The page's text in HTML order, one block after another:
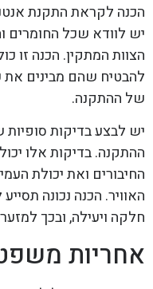
הכנה לקראת התקנת
יש לוודא שכל החומרים
הצוות המתקין. הכנה זו
להבטיח שהם מבינים את
של ההתקנה.
יש לבצע בדיקות סופיות
ההתקנה. בדיקות אלו
החיבורים ואת יכולת
האוויר. הכנה נכונה
חלקה ויעילה, ובכך
אחריות